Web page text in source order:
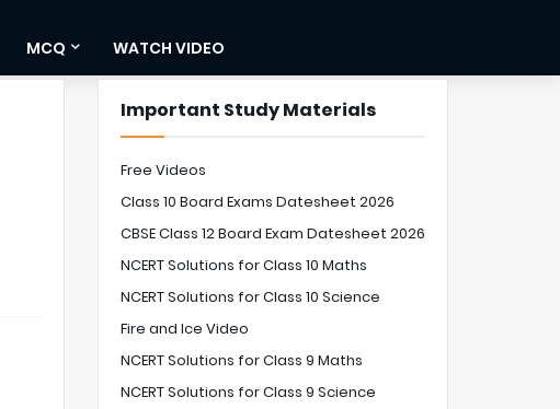
MCQ WATCH VIDEO
Important Study Materials
Free Videos
Class 10 Board Exams Datesheet 2026
CBSE Class 12 Board Exam Datesheet 2026
NCERT Solutions for Class 10 Maths
NCERT Solutions for Class 10 Science
Fire and Ice Video
NCERT Solutions for Class 9 Maths
NCERT Solutions for Class 9 Science